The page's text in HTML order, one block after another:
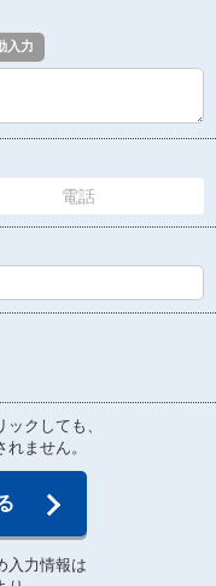
電話
ックしても、
ません。
入力情報は